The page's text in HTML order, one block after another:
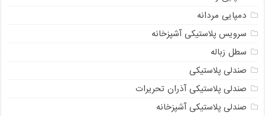
دمپایی مردانه
سرویس پلاستیکی آشپزخانه
سطل زباله
صندلی پلاستیکی
صندلی پلاستیکی آذران تحریرات
صندلی پلاستیکی آشپزخانه